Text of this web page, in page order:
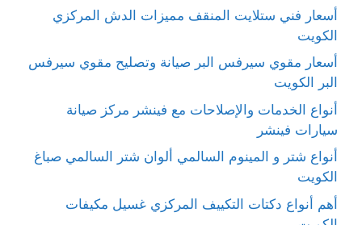
أسعار فني ستلايت المنقف مميزات الدش المركزي
الكويت
أسعار مقوي سيرفس البر صيانة وتصليح مقوي سيرفس
البر الكويت
أنواع الخدمات والإصلاحات مع فينشر مركز صيانة
سيارات فينشر
أنواع شتر و المينوم السالمي ألوان شتر السالمي صباغ
الكويت
أهم أنواع دكتات التكييف المركزي غسيل مكيفات